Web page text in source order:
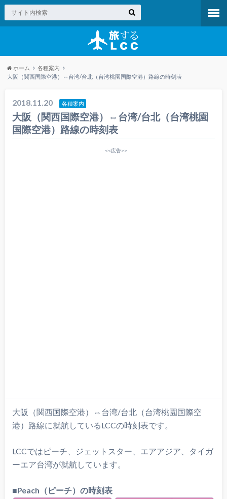
ホーム
各種案内
大阪（関西国際空港）⇔台湾/台北（台湾桃園国際空港）路線の時刻表
2018.11.20 各種案内
大阪（関西国際空港）⇔台湾/台北（台湾桃園
国際空港）路線の時刻表
<<広告>>
大阪（関西国際空港）⇔台湾/台北（台湾桃園国際空
港）路線に就航しているLCCの時刻表です。
LCCではピーチ、ジェットスター、エアアジア、タイガ
ーエア台湾が就航しています。
■Peach（ピーチ）の時刻表